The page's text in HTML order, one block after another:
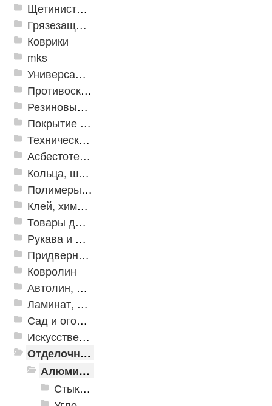
Щетинистые покрытия
Грязезащитные, влаговпитывающие покрытия
Коврики
mks
Универсальные модульные покрытия
Противоскользящая защита для лестниц, профили, ленты
Резиновые и ПВХ дорожки
Покрытие из резиновой крошки
Техническая резина
Асбестотехнические и теплоизоляционные материалы
Кольца, шайбы, манжеты
Полимеры и пластики
Клей, химия, сопутствующие товары
Товары для дома
Рукава и шланги промышленные
Придверные решетки
Ковролин
Автолин, Транслин, Линолеум
Ламинат, Кварцвиниловая плитка SPC
Сад и огород
Искусственная трава
Отделочные профили
Алюминиевые пороги
Стыкоперекрывающие алюминиевые пороги